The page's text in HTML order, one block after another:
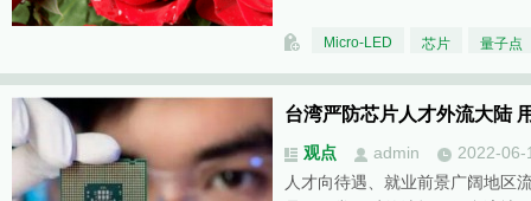
Micro-LED 芯片 量子点
台湾严防芯片人才外流大陆
观点 admin
2022-06-
人才向待遇、就业前景广阔地区